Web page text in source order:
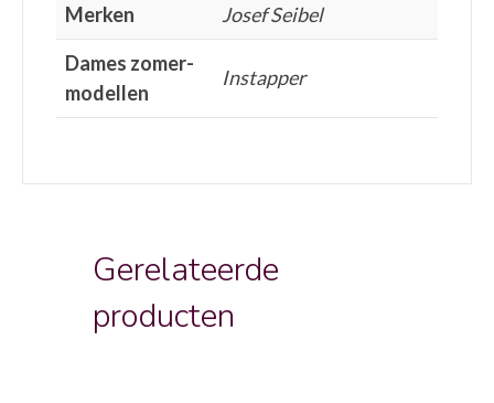
Merken
Josef Seibel
Dames zomer-
modellen
Instapper
Gerelateerde
producten